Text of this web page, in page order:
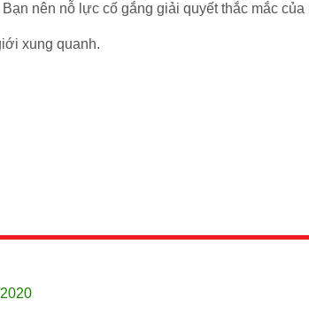
nên nỗ lực cố gắng giải quyết thắc mắc
xung quanh.